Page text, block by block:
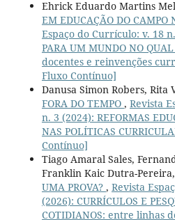
Ehrick Eduardo Martins
EM EDUCAÇÃO DO CAMPO
Espaço do Currículo: v. 18
PARA UM MUNDO NO
docentes e reinvenções
Fluxo Contínuo]
Danusa Simon Robers, Rita
FORA DO TEMPO , Revista
n. 3 (2024): REFORMAS
NAS POLÍTICAS
Contínuo]
Tiago Amaral Sales,
Franklin Kaic Dutra-Pereira,
UMA PROVA? , Revista
(2026): CURRÍCULOS E
COTIDIANOS: entre linhas